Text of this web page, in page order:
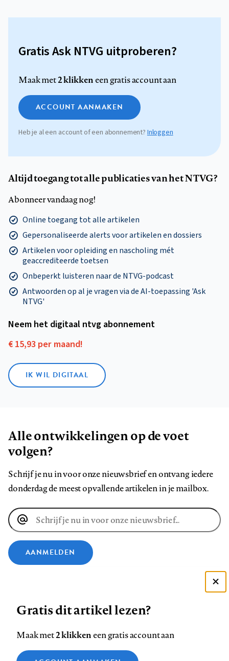
Gratis Ask NTVG uitproberen?
Maak met2 klikkeneen gratis account aan
ACCOUNT AANMAKEN
Heb je al een account of een abonnement?Inloggen
Altijd toegang tot alle publicaties van het NTVG?
Abonneer vandaag nog!
Online toegang tot alle artikelen
Gepersonaliseerde alerts voor artikelen en dossiers
Artikelen voor opleiding en nascholing mét
geaccrediteerde toetsen
Onbeperkt luisteren naar de NTVG-podcast
Antwoorden op al je vragen via de AI-toepassing 'Ask
NTVG'
Neem het digitaal ntvg abonnement
€ 15,93 per maand!
IK WIL DIGITAAL
Alle ontwikkelingen op de voet
volgen?
Schrijf je nu in voor onze nieuwsbrief en ontvang iedere
donderdag de meest opvallende artikelen in je mailbox.
E-
mailadres
AANMELDEN
ons
op
ons
op
ons
op
ons
op
ons
op
ons
Contact Colofon Disclaimer Privacy
Gratis dit artikel lezen?
Maak met2 klikkeneen gratis account aan
Zie onze cookie policy